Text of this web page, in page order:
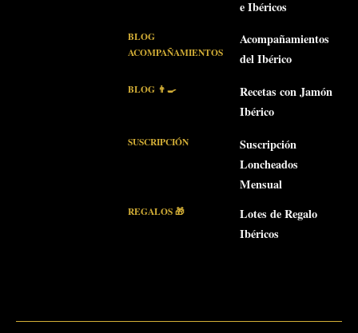
e Ibéricos
BLOG
ACOMPAÑAMIENTOS
Acompañamientos
del Ibérico
BLOG 👨‍🍳
Recetas con Jamón
Ibérico
SUSCRIPCIÓN
Suscripción
Loncheados
Mensual
REGALOS 🎁
Lotes de Regalo
Ibéricos